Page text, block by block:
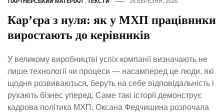
Кар’єра з нуля: як у МХП працівники
виростають до керівників
У великому виробництві успіх компанії визначають не
лише технології чи процеси — насамперед це люди, які
щодня розвиваються, беруть на себе відповідальність і
рухають бізнес уперед. Саме такі історії демонструє
кадрова політика МХП. Оксана Федчишина розпочала